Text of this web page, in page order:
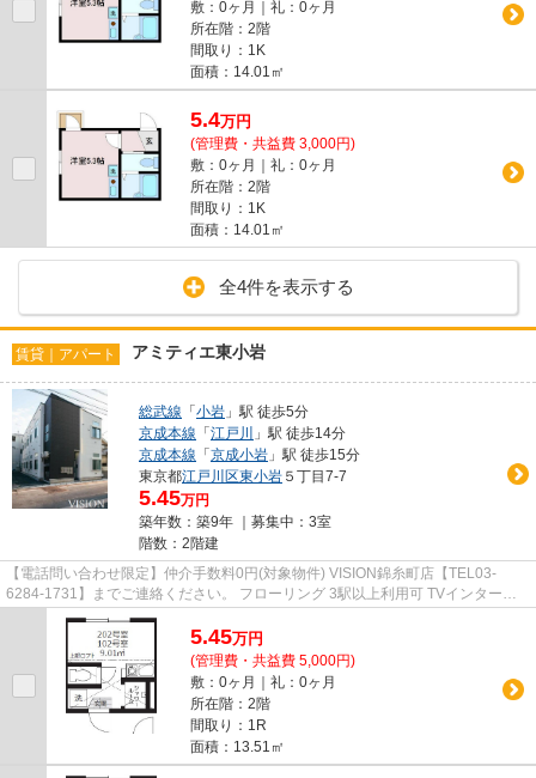
敷：0ヶ月｜礼：0ヶ月
所在階：2階
間取り：1K
面積：14.01㎡
5.4万円
(管理費・共益費 3,000円)
敷：0ヶ月｜礼：0ヶ月
所在階：2階
間取り：1K
面積：14.01㎡
全4件を表示する
賃貸｜アパート アミティエ東小岩
総武線 「小岩 」駅 徒歩5分
京成本線 「江戸川
」駅 徒歩14分
京成本線 「京成小岩 」駅 徒歩15分
東京都江戸川区東小岩 ５丁目7-7
5.45万円
築年数：築9年 ｜募集中： 3室
階数：2階建
【電話問い合わせ限定】仲介手数料0円(対象物件) VISION錦糸町店【TEL03-
6284-1731】までご連絡ください。 フローリング 3駅以上利用可 TVインターホ
ン オートロック エアコン
5.45万円
(管理費・共益費 5,000円)
敷：0ヶ月｜礼：0ヶ月
所在階：2階
間取り：1R
面積：13.51㎡